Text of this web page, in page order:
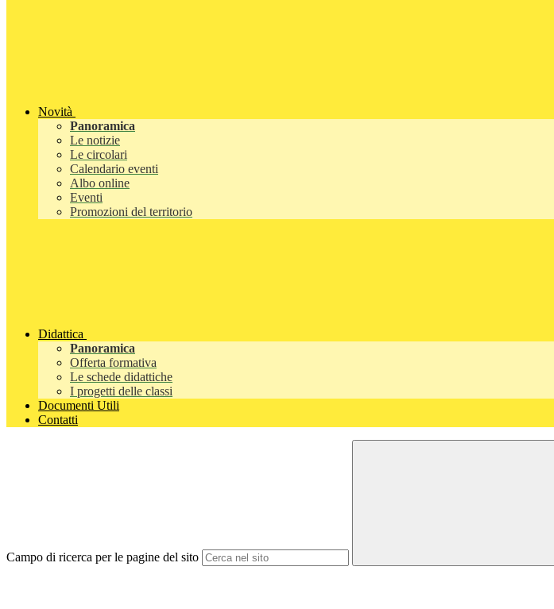
Novità
Panoramica
Le notizie
Le circolari
Calendario eventi
Albo online
Eventi
Promozioni del territorio
Didattica
Panoramica
Offerta formativa
Le schede didattiche
I progetti delle classi
Documenti Utili
Contatti
Campo di ricerca per le pagine del sito